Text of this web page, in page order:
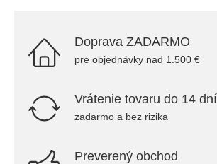
Doprava ZADARMO
pre objednávky nad 1.500 €
Vrátenie tovaru do 14 dní
zadarmo a bez rizika
Preverený obchod